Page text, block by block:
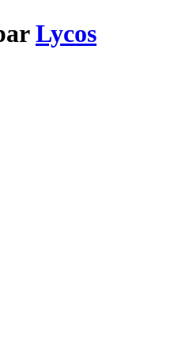
Lycos